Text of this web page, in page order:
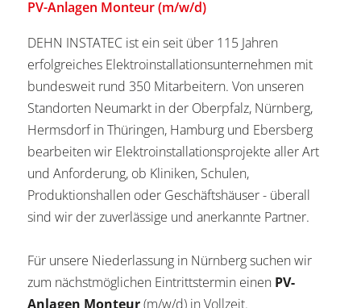
PV-Anlagen Monteur (m/w/d)
DEHN INSTATEC ist ein seit über 115 Jahren
erfolgreiches Elektroinstallationsunternehmen mit
bundesweit rund 350 Mitarbeitern. Von unseren
Standorten Neumarkt in der Oberpfalz, Nürnberg,
Hermsdorf in Thüringen, Hamburg und Ebersberg
bearbeiten wir Elektroinstallationsprojekte aller Art
und Anforderung, ob Kliniken, Schulen,
Produktionshallen oder Geschäftshäuser - überall
sind wir der zuverlässige und anerkannte Partner.
Für unsere Niederlassung in Nürnberg suchen wir
zum nächstmöglichen Eintrittstermin einen PV-
Anlagen Monteur(m/w/d) in Vollzeit.